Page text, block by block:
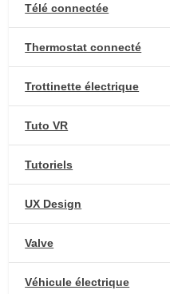
Télé connectée
Thermostat connecté
Trottinette électrique
Tuto VR
Tutoriels
UX Design
Valve
Véhicule électrique